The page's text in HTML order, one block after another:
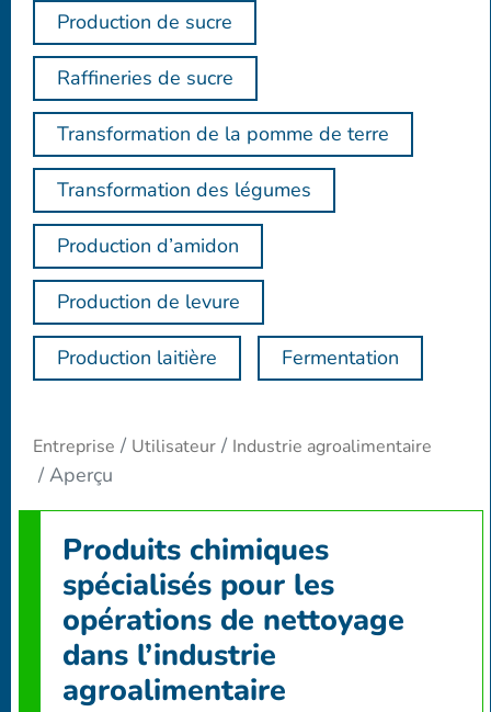
Production de sucre
Raffineries de sucre
Transformation de la pomme de terre
Transformation des légumes
Production d’amidon
Production de levure
Production laitière Fermentation
Entreprise Utilisateur Industrie agroalimentaire
Aperçu
Produits chimiques
spécialisés pour les
opérations de nettoyage
dans l’industrie
agroalimentaire